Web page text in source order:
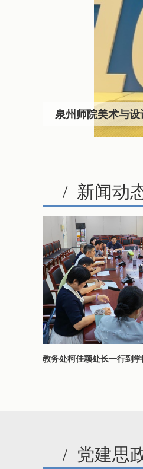
泉州师院美术与
/新闻动
教务处柯佳颖处长一行到
/党建思